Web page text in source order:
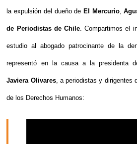
la expulsión del dueño de El Mercurio,
de Periodistas de Chile. Compartimos el
estudio al abogado patrocinante de la
representó en la causa a la presidenta
Javiera Olivares, a periodistas y dirigentes
de los Derechos Humanos: